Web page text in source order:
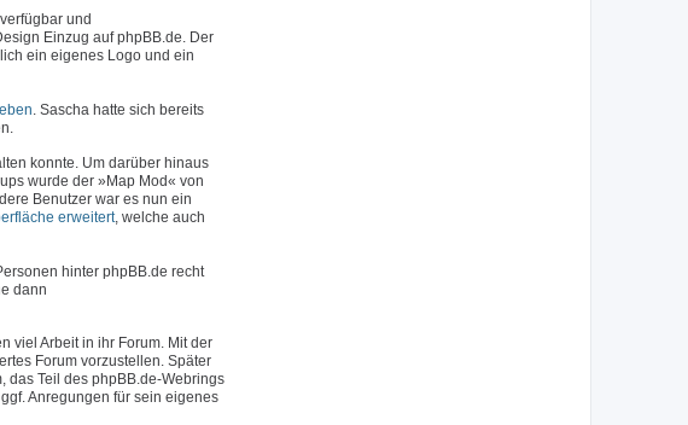
und
Einzug auf phpBB.de. Der
ein eigenes Logo und ein
. Sascha hatte sich bereits
konnte. Um darüber hinaus
wurde der »Map Mod« von
Benutzer war es nun ein
erweitert, welche auch
hinter phpBB.de recht
dann
viel Arbeit in ihr Forum. Mit der
Forum vorzustellen. Später
das Teil des phpBB.de-Webrings
Anregungen für sein eigenes